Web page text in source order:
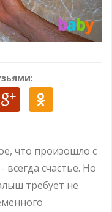
что произошло с
счастье. Но
требует не